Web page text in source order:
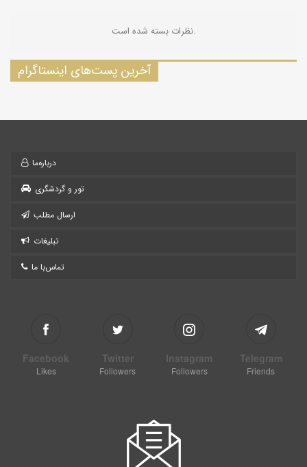
نظرات بسته شده است.
آخرین پست‌های اینستاگرام
درباره‌ما
تور و گردشگری
ارسال مطلب
تبلیغات
تماس‌با ما
Facebook
Likes
Twitter
Followers
Instagram
Followers
Telegram
Friends